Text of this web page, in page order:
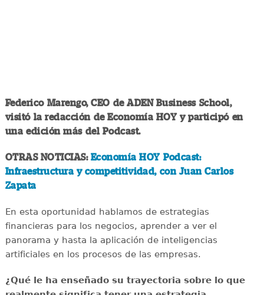
Federico Marengo, CEO de ADEN Business School,
visitó la redacción de Economía HOY y participó en
una edición más del Podcast.
OTRAS NOTICIAS: Economía HOY Podcast:
Infraestructura y competitividad, con Juan Carlos
Zapata
En esta oportunidad hablamos de estrategias
financieras para los negocios, aprender a ver el
panorama y hasta la aplicación de inteligencias
artificiales en los procesos de las empresas.
¿Qué le ha enseñado su trayectoria sobre lo que